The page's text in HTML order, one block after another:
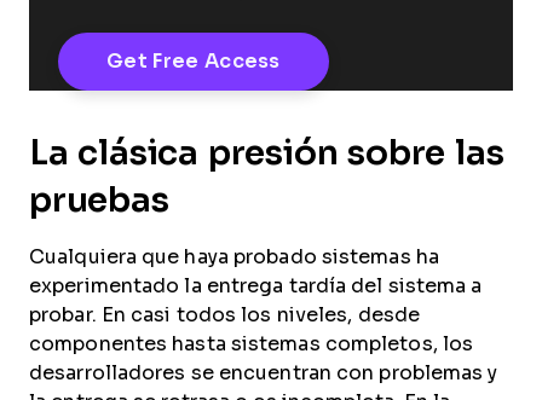
La clásica presión sobre las
pruebas
Cualquiera que haya probado sistemas ha
experimentado la entrega tardía del sistema a
probar. En casi todos los niveles, desde
componentes hasta sistemas completos, los
desarrolladores se encuentran con problemas y